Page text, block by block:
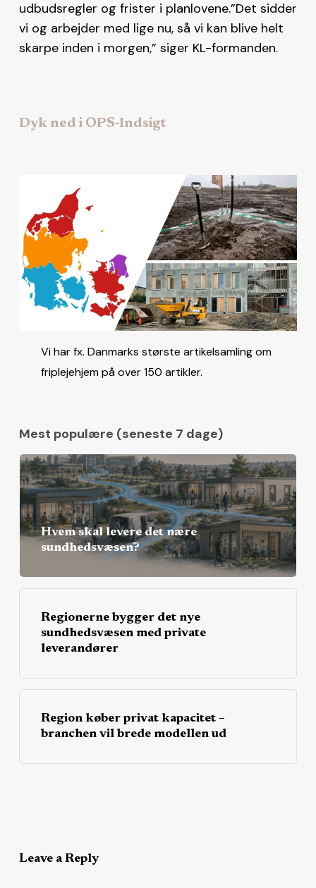
udbudsregler og frister i planlovene.”Det sidder
vi og arbejder med lige nu, så vi kan blive helt
skarpe inden i morgen,” siger KL-formanden.
Dyk ned i OPS-Indsigt
Vi har fx. Danmarks største artikelsamling om
friplejehjem på over 150 artikler.
Mest populære (seneste 7 dage)
Hvem skal levere det nære
sundhedsvæsen?
Regionerne bygger det nye
sundhedsvæsen med private
leverandører
Region køber privat kapacitet –
branchen vil brede modellen ud
Leave a Reply